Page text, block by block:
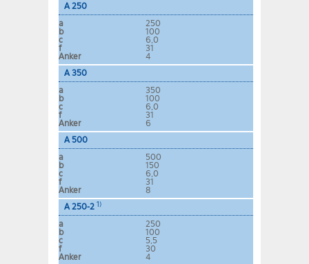
A 250
a
250
b
100
c
6,0
f
31
Anker
4
A 350
a
350
b
100
c
6,0
f
31
Anker
6
A 500
a
500
b
150
c
6,0
f
31
Anker
8
A 250-2 1)
a
250
b
100
c
5,5
f
30
Anker
4